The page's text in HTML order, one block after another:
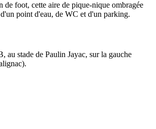
de foot, cette aire de pique-nique ombragée
point d'eau, de WC et d'un parking.
au stade de Paulin Jayac, sur la gauche